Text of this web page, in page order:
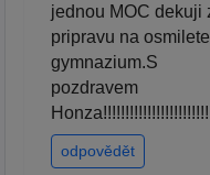
jednou MOC dekuji
pripravu na osmilete
gymnazium.S
pozdravem
odpovědět